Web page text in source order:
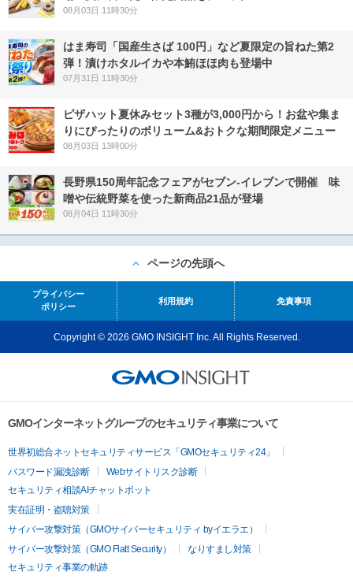
08月03日 11時30分
はま寿司「国産生さば 100円」など夏限定の旨ねた第2
弾！漬けホタルイカや本鮪ほほ肉も登場中
07月31日 11時30分
ピザハット夏休みセット3種が3,000円から！お盆や集ま
りにぴったりのボリューム&おトクな期間限定メニュー
08月03日 13時00分
長野県150周年記念フェアがセブン-イレブンで開催 味
噌や伝統野菜を使った新商品21品が登場
08月04日 11時30分
ページの先頭へ
プライバシー
ポリシー
利用規約 免責事項
Copyright © 2026 GMO INSIGHT Inc. All Rights Reserved.
GMOインターネットグループのセキュリティ事業について
世界初総合ネットセキュリティサービス「GMOセキュリティ24」
パスワード漏洩診断
Webサイトリスク診断
セキュリティ相談AIチャットボット
実在証明・盗聴対策
サイバー攻撃対策（GMOサイバーセキュリティ byイエラエ）
サイバー攻撃対策（GMO Flatt Security）
なりすまし対策
セキュリティ事業の軌跡